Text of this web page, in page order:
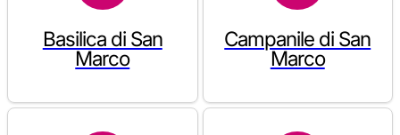
Basilica di San
Marco
Campanile di San
Marco